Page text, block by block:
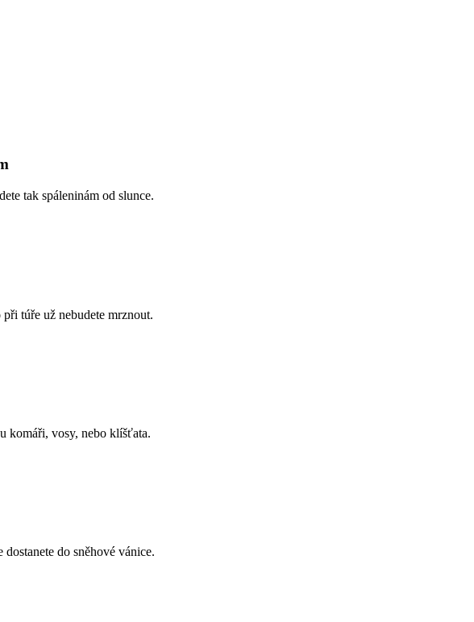
tak spáleninám od slunce.
túře už nebudete mrznout.
komáři, vosy, nebo klíšťata.
do sněhové vánice.